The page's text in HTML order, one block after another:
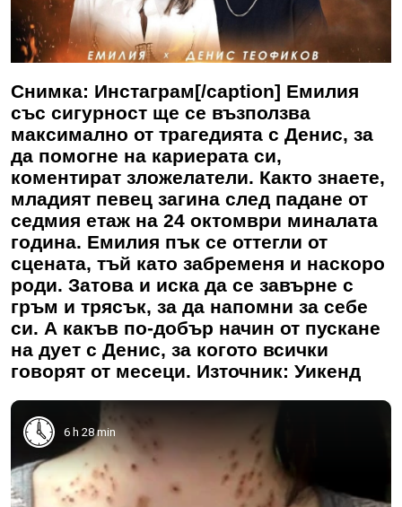
Снимка: Инстаграм[/caption] Емилия
със сигурност ще се възползва
максимално от трагедията с Денис, за
да помогне на кариерата си,
коментират зложелатели. Както знаете,
младият певец загина след падане от
седмия етаж на 24 октомври миналата
година. Емилия пък се оттегли от
сцената, тъй като забременя и наскоро
роди. Затова и иска да се завърне с
гръм и трясък, за да напомни за себе
си. А какъв по-добър начин от пускане
на дует с Денис, за когото всички
говорят от месеци. Източник: Уикенд
6 h 28 min